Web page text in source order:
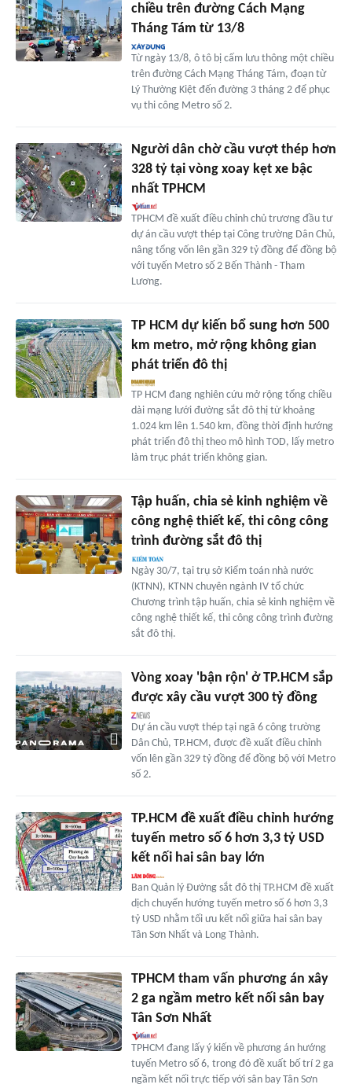
chiều trên đường Cách Mạng
Tháng Tám từ 13/8
Từ ngày 13/8, ô tô bị cấm lưu thông một chiều
trên đường Cách Mạng Tháng Tám, đoạn từ
Lý Thường Kiệt đến đường 3 tháng 2 để phục
vụ thi công Metro số 2.
Người dân chờ cầu vượt thép hơn
328 tỷ tại vòng xoay kẹt xe bậc
nhất TPHCM
TPHCM đề xuất điều chỉnh chủ trương đầu tư
dự án cầu vượt thép tại Công trường Dân Chủ,
nâng tổng vốn lên gần 329 tỷ đồng để đồng bộ
với tuyến Metro số 2 Bến Thành - Tham
Lương.
TP HCM dự kiến bổ sung hơn 500
km metro, mở rộng không gian
phát triển đô thị
TP HCM đang nghiên cứu mở rộng tổng chiều
dài mạng lưới đường sắt đô thị từ khoảng
1.024 km lên 1.540 km, đồng thời định hướng
phát triển đô thị theo mô hình TOD, lấy metro
làm trục phát triển không gian.
Tập huấn, chia sẻ kinh nghiệm về
công nghệ thiết kế, thi công công
trình đường sắt đô thị
Ngày 30/7, tại trụ sở Kiểm toán nhà nước
(KTNN), KTNN chuyên ngành IV tổ chức
Chương trình tập huấn, chia sẻ kinh nghiệm về
công nghệ thiết kế, thi công công trình đường
sắt đô thị.
Vòng xoay 'bận rộn' ở TP.HCM sắp
được xây cầu vượt 300 tỷ đồng
Dự án cầu vượt thép tại ngã 6 công trường
Dân Chủ, TP.HCM, được đề xuất điều chỉnh
vốn lên gần 329 tỷ đồng để đồng bộ với Metro
số 2.
TP.HCM đề xuất điều chỉnh hướng
tuyến metro số 6 hơn 3,3 tỷ USD
kết nối hai sân bay lớn
Ban Quản lý Đường sắt đô thị TP.HCM đề xuất
dịch chuyển hướng tuyến metro số 6 hơn 3,3
tỷ USD nhằm tối ưu kết nối giữa hai sân bay
Tân Sơn Nhất và Long Thành.
TPHCM tham vấn phương án xây
2 ga ngầm metro kết nối sân bay
Tân Sơn Nhất
TPHCM đang lấy ý kiến về phương án hướng
tuyến Metro số 6, trong đó đề xuất bố trí 2 ga
ngầm kết nối trực tiếp với sân bay Tân Sơn